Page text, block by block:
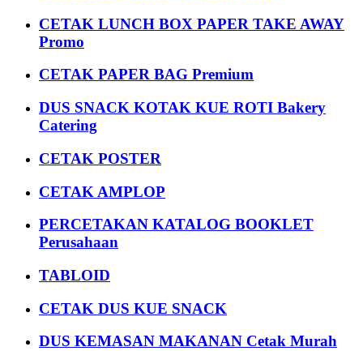
CETAK LUNCH BOX PAPER TAKE AWAY
Promo
CETAK PAPER BAG Premium
DUS SNACK KOTAK KUE ROTI Bakery
Catering
CETAK POSTER
CETAK AMPLOP
PERCETAKAN KATALOG BOOKLET
Perusahaan
TABLOID
CETAK DUS KUE SNACK
DUS KEMASAN MAKANAN Cetak Murah